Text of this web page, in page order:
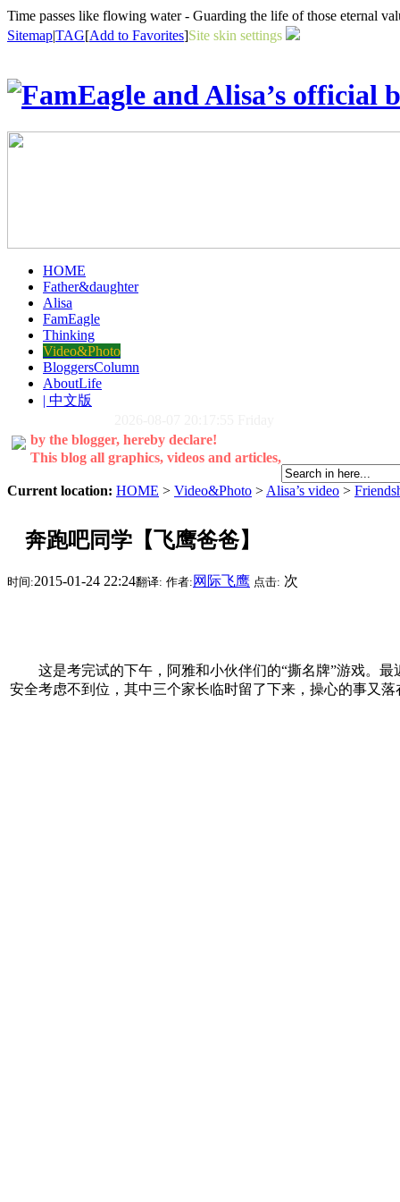
Time passes like flowing water - Guarding the life of those eternal
Sitemap|TAG[Add to Favorites]Site skin settings
HOME
Father&daughter
Alisa
FamEagle
Thinking
Video&Photo
BloggersColumn
AboutLife
| 中文版
by the blogger, hereby declare!
This blog all graphics, videos and articles,
Current location: HOME > Video&Photo >Alisa’s video >
奔跑吧同学【飞鹰爸爸】
时间:2015-01-24 22:24翻译: 作者: 网际飞鹰 点击: 次
这是考完试的下午，阿雅和小伙伴们的“撕名牌”游戏。最
安全考虑不到位，其中三个家长临时留了下来，操心的事又